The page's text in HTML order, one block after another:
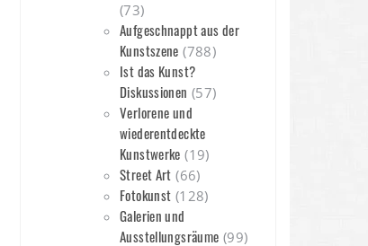
(73)
Aufgeschnappt aus der
Kunstszene (788)
Ist das Kunst?
Diskussionen (57)
Verlorene und
wiederentdeckte
Kunstwerke (19)
Street Art (66)
Fotokunst (128)
Galerien und
Ausstellungsräume (99)